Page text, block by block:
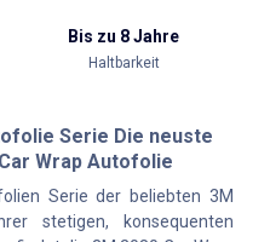
Bis zu 8 Jahre
Haltbarkeit
Serie Die neuste
Wrap Autofolie
Serie der beliebten 3M
stetigen, konsequenten